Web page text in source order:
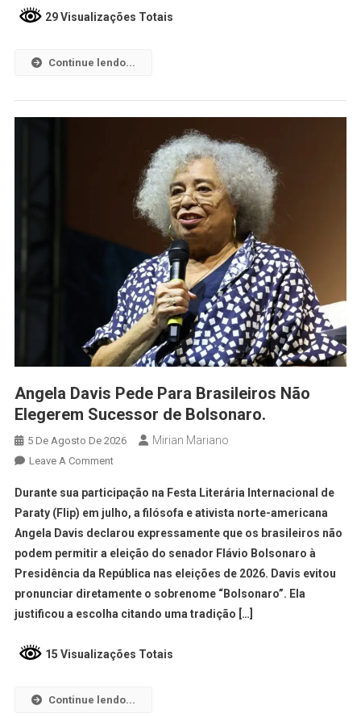
29 Visualizações Totais
Continue lendo...
Angela Davis Pede Para Brasileiros Não
Elegerem Sucessor de Bolsonaro.
5 De Agosto De 2026 Mirian Mariano
Leave A Comment
Durante sua participação na Festa Literária Internacional de
Paraty (Flip) em julho, a filósofa e ativista norte-americana
Angela Davis declarou expressamente que os brasileiros não
podem permitir a eleição do senador Flávio Bolsonaro à
Presidência da República nas eleições de 2026. Davis evitou
pronunciar diretamente o sobrenome “Bolsonaro”. Ela
justificou a escolha citando uma tradição […]
15 Visualizações Totais
Continue lendo...